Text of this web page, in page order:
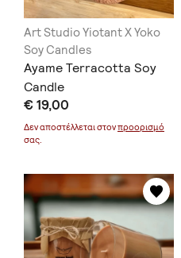
Art Studio Yiotant X Yoko
Soy Candles
Ayame Terracotta Soy
Candle
€ 19,00
Δεν αποστέλλεται στονπροορισμό
σας.